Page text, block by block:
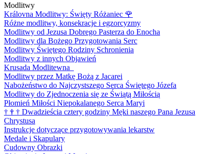
Modlitwy
Královna Modlitwy: Święty Różaniec 🌹
Różne modlitwy, konsekracje i egzorcyzmy
Modlitwy od Jezusa Dobrego Pasterza do Enocha
Modlitwy dla Bożego Przygotowania Serc
Modlitwy Świętego Rodziny Schronienia
Modlitwy z innych Objawień
Krusada Modlitewna
Modlitwy przez Matkę Bożą z Jacarei
Nabożeństwo do Najczystszego Serca Świętego Józefa
Modlitwy do Zjednoczenia się ze Świątą Miłością
Płomień Miłości Niepokalanego Serca Maryi
† † † Dwadzieścia cztery godziny Męki naszego Pana Jezusa
Chrystusa
Instrukcje dotyczące przygotowywania lekarstw
Medale i Skapulary
Cudowny Obrazki